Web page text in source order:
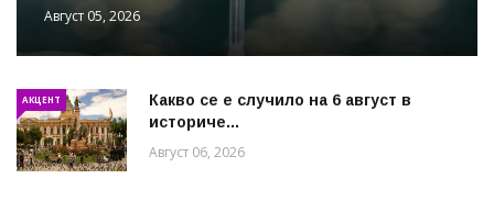
Август 05, 2026
АКЦЕНТ
Какво се е случило на 6 август в
историче...
Август 06, 2026